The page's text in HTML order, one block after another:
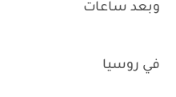
وبعد ساعات
في روسيا